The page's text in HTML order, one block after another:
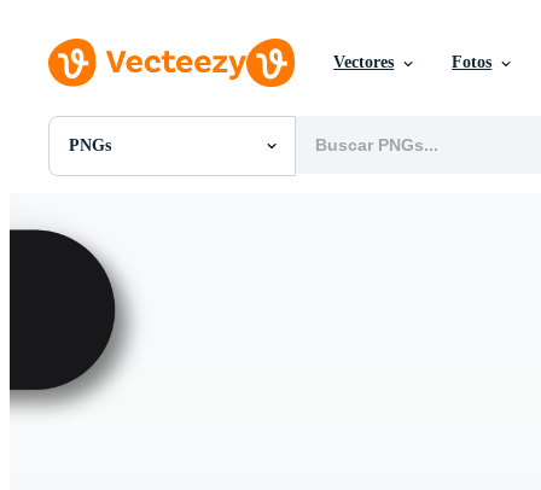
Vectores Fotos
PNGs
Todas Imágenes
PSDs
SVGs
Plantillas
Vectores
Videos
Gráficos en Movimiento